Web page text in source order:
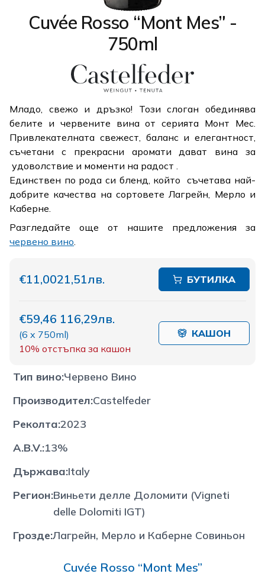
Cuvée Rosso “Mont Mes” -
750ml
Младo, свежo и дръзко! Този слоган обединява
белите и червените вина от серията Монт Мес.
Привлекателната свежест, баланс и елегантност,
съчетани с прекрасни аромати дават вина за
удоволствие и моменти на радост .
Единствен по рода си бленд, който съчетава най-
добрите качества на сортовете Лагрейн, Мерло и
Каберне.
Разгледайте още от нашите предложения за
червено вино.
€11,0021,51лв. БУТИЛКА
€59,46 116,29лв.
(6 x 750ml)
10% отстъпка за кашон
КАШОН
Тип вино:Червено Вино
Производител:Castelfeder
Реколта:2023
A.B.V.:13%
Държава:Italy
Регион:Виньети делле Доломити (Vigneti
delle Dolomiti IGT)
Грозде:Лагрейн, Мерло и Каберне Совиньон
Cuvée Rosso “Mont Mes”